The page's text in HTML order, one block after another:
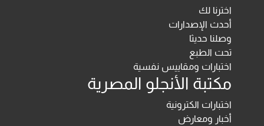
اخترنا لك
أحدث الإصدارات
وصلنا حديثا
تحت الطبع
اختبارات ومقاييس نفسية
مكتبة الأنجلو المصرية
اختبارات الكترونية
أخبار ومعارض